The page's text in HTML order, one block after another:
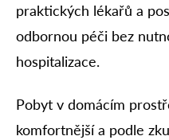
praktických lékařů a
odbornou péči bez
hospitalizace.
Pobyt v domácím
komfortnější a podle